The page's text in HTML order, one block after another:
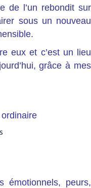
de l’un rebondit sur
sous un nouveau
eux et c’est un lieu
grâce à mes
émotionnels, peurs,